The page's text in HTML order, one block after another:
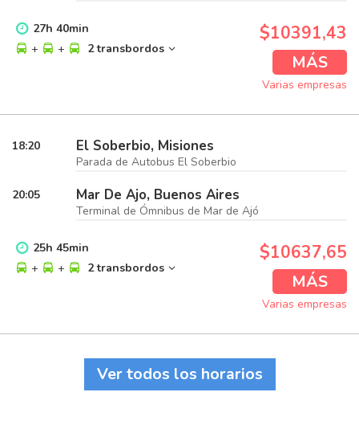
27h 40min
+
+ 2 transbordos
$10391,43
MÁS
Varias empresas
18:20 El Soberbio, Misiones
Parada de Autobus El Soberbio
20:05 Mar De Ajo, Buenos Aires
Terminal de Ómnibus de Mar de Ajó
25h 45min
+
+ 2 transbordos
$10637,65
MÁS
Varias empresas
Ver todos los horarios